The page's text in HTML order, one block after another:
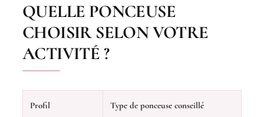
QUELLE PONCEUSE
CHOISIR SELON VOTRE
ACTIVITÉ ?
Profil Type de ponceuse conseillé